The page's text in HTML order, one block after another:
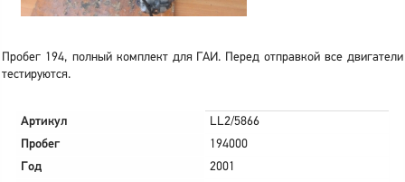
Пробег 194, полный комплект для ГАИ. Перед отправкой все двигатели
тестируются.
Артикул
LL2/5866
Пробег
194000
Год
2001